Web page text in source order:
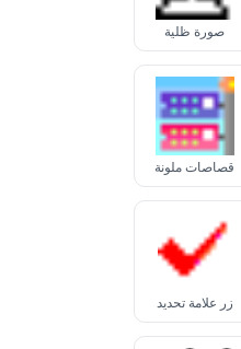
صورة ظلية
قصاصات ملونة
زر علامة تحديد